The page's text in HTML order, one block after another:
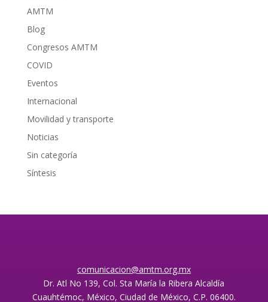
AMTM
Blog
Congresos AMTM
COVID
Eventos
Internacional
Movilidad y transporte
Noticias
Sin categoría
Síntesis
comunicacion@amtm.org.mx
Dr. Atl No 139, Col. Sta María la Ribera Alcaldía
Cuauhtémoc, México, Ciudad de México, C.P. 06400.